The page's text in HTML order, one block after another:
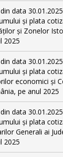
data
și plata
și Zonelor
2025
data
și plata
economici și
pe anul 2025
data
și plata
Generali ai
2025